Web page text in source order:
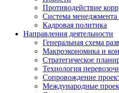
Противодействие
Система менеджмента
Кадровая политика
Направления деятельности
Генеральная схема
Макроэкономика и
Стратегическое
Технология
Сопровождение
Международные